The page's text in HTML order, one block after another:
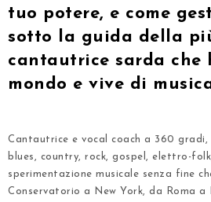
tuo potere, e come
sotto la guida della
cantautrice sarda
mondo e vive di
Cantautrice e vocal coach a 360 gradi,
blues, country, rock, gospel, elettro-
sperimentazione musicale senza fine
Conservatorio a New York, da Roma a